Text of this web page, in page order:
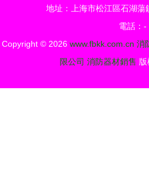
選
地址：上海市松江區石湖蕩
電話：-
Copyright © 2026 www.fbkk.com.cn 消
限公司 消防器材銷售